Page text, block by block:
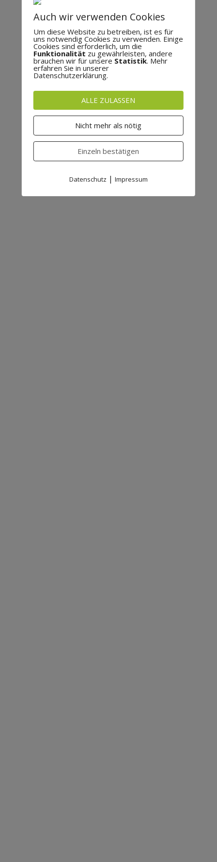
Auch wir verwenden Cookies
Um diese Website zu betreiben, ist es für
uns notwendig Cookies zu verwenden. Einige
Cookies sind erforderlich, um die
Funktionalität zu gewährleisten, andere
brauchen wir für unsere Statistik. Mehr
erfahren Sie in unserer
Datenschutzerklärung.
ALLE ZULASSEN
Nicht mehr als nötig
Einzeln bestätigen
Datenschutz | Impressum